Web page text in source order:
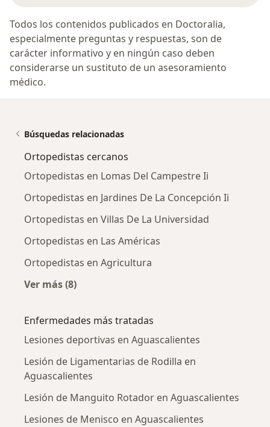
Todos los contenidos publicados en Doctoralia,
especialmente preguntas y respuestas, son de
carácter informativo y en ningún caso deben
considerarse un sustituto de un asesoramiento
médico.
Búsquedas relacionadas
Ortopedistas cercanos
Ortopedistas en Lomas Del Campestre Ii
Ortopedistas en Jardines De La Concepción Ii
Ortopedistas en Villas De La Universidad
Ortopedistas en Las Américas
Ortopedistas en Agricultura
Ver más (8)
Enfermedades más tratadas
Lesiones deportivas en Aguascalientes
Lesión de Ligamentarias de Rodilla en
Aguascalientes
Lesión de Manguito Rotador en Aguascalientes
Lesiones de Menisco en Aguascalientes